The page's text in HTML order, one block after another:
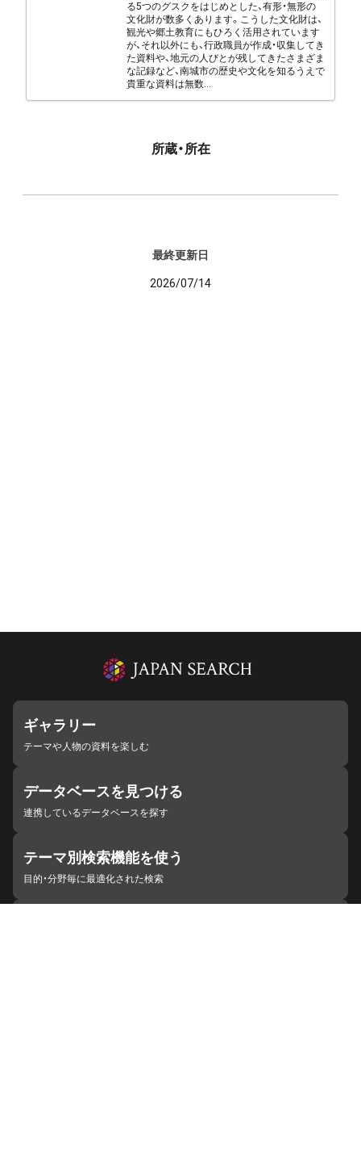
る5つのグスクをはじめとした、有形・無形の
文化財が数多くあります。こうした文化財は、
観光や郷土教育にもひろく活用されています
が、それ以外にも、行政職員が作成・収集してき
た資料や、地元の人びとが残してきたさまざま
な記録など、南城市の歴史や文化を知るうえで
貴重な資料は無数...
所蔵・所在
最終更新日
2026/07/14
ギャラリー
テーマや人物の資料を楽しむ
データベースを見つける
連携しているデータベースを探す
テーマ別検索機能を使う
目的・分野毎に最適化された検索